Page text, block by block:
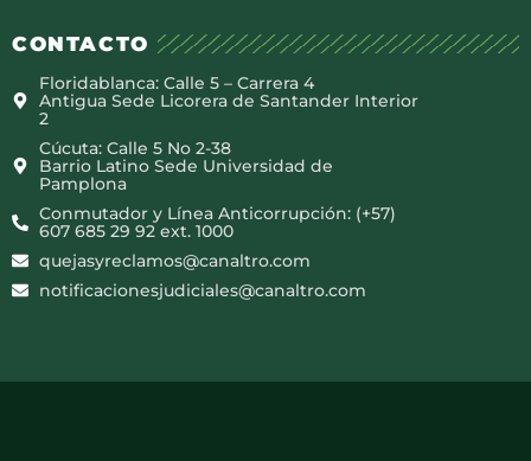
CONTACTO
Floridablanca: Calle 5 – Carrera 4
Antigua Sede Licorera de Santander Interior
2
Cúcuta: Calle 5 No 2-38
Barrio Latino Sede Universidad de
Pamplona
Conmutador y Línea Anticorrupción: (+57)
607 685 29 92 ext. 1000
quejasyreclamos@canaltro.com
notificacionesjudiciales@canaltro.com